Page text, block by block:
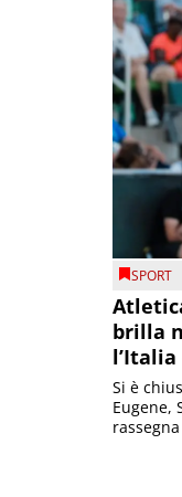
SPORT
brilla
l’Italia
Si è
Eugene,